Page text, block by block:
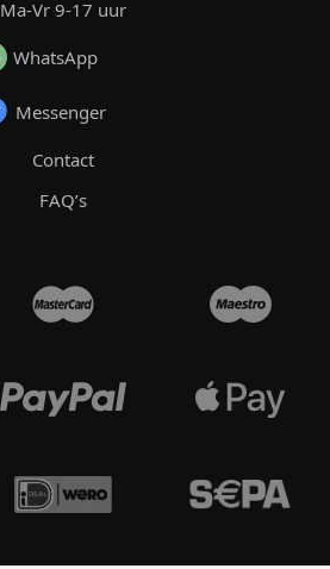
Ma-Vr 9-17 uur
WhatsApp
Messenger
Contact
FAQ’s